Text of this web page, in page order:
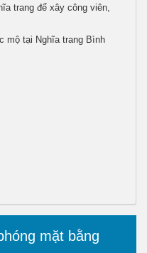
trang để xây công viên,
mộ tại Nghĩa trang Bình
mặt bằng